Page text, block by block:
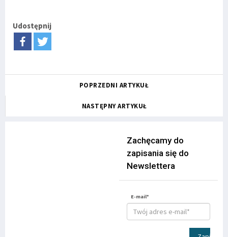
Udostępnij
POPRZEDNI ARTYKUŁ
NASTĘPNY ARTYKUŁ
Zachęcamy do
zapisania się do
Newslettera
E-mail*